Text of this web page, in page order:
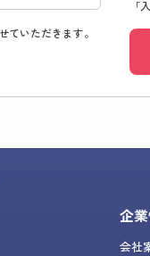
いただきます。
「
企
会社